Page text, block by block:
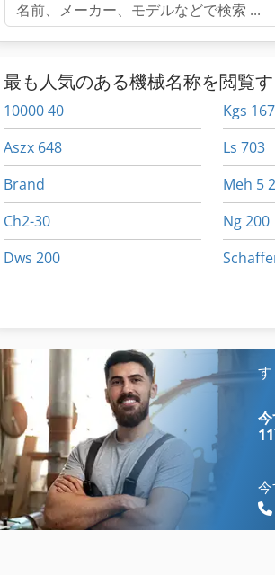
最も人気のある機械名称を閲覧
10000 40
Aszx 648
Brand
Ch2-30
Dws 200
Hsc 20 Linear
International 433
Kgs
Ls 703
Meh 5
Ng 200
その他